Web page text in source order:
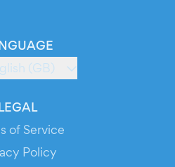
(GB)
of Service
Policy